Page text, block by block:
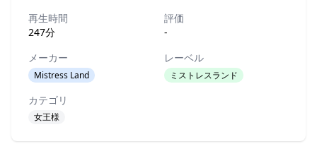
再生時間
247分
評価
-
メーカー
Mistress Land
レーベル
ミストレスランド
カテゴリ
女王様